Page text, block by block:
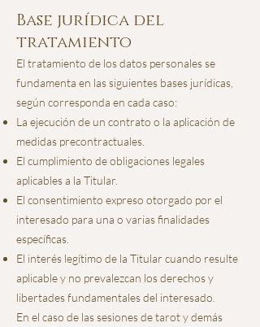
Base jurídica del
tratamiento
El tratamiento de los datos personales se
fundamenta en las siguientes bases jurídicas,
según corresponda en cada caso:
La ejecución de un contrato o la aplicación de
medidas precontractuales.
El cumplimiento de obligaciones legales
aplicables a la Titular.
El consentimiento expreso otorgado por el
interesado para una o varias finalidades
específicas.
El interés legítimo de la Titular cuando resulte
aplicable y no prevalezcan los derechos y
libertades fundamentales del interesado.
En el caso de las sesiones de tarot y demás